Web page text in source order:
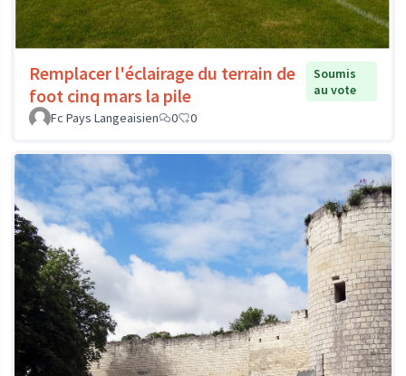
Remplacer l'éclairage du terrain de
foot cinq mars la pile
Soumis
au vote
Fc Pays Langeaisien
0 0